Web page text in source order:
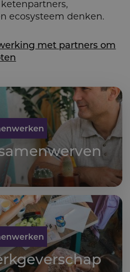
ecosysteem denken.
met partners om